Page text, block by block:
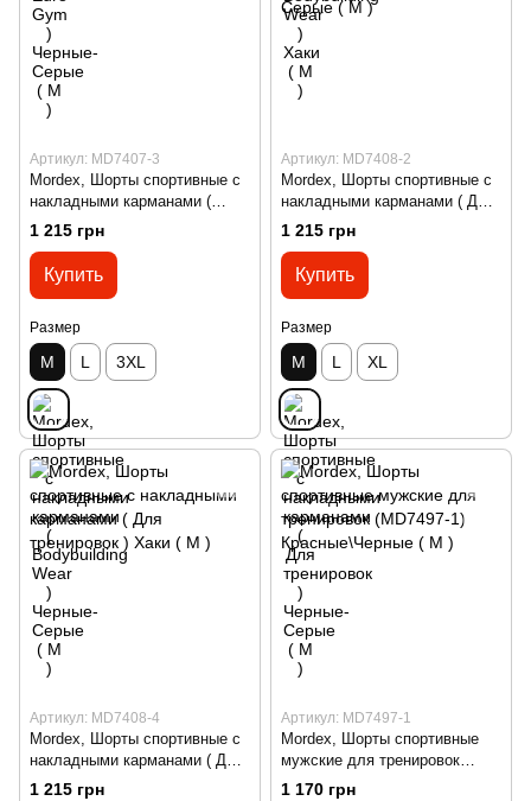
Артикул: MD7407-3
Mordex, Шорты спортивные с
накладными карманами (
Bodybuilding Wear ) Черные-
Серые ( M )
1 215 грн
Купить
Размер
M L 3XL
Артикул: MD7408-2
Mordex, Шорты спортивные с
накладными карманами ( Для
тренировок ) Черные-Серые (
1 215 грн
Купить
Размер
M L XL
Артикул: MD7408-4
Mordex, Шорты спортивные с
накладными карманами ( Для
тренировок ) Хаки ( M )
1 215 грн
Артикул: MD7497-1
Mordex, Шорты спортивные
мужские для тренировок
(MD7497-1) Красные\Черные (
1 170 грн